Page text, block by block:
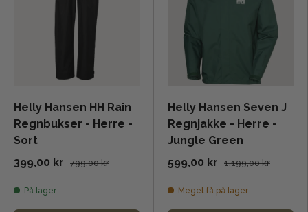
Helly Hansen HH Rain
Regnbukser - Herre -
Sort
399,00 kr
799,00 kr
På lager
Helly Hansen Seven J
Regnjakke - Herre -
Jungle Green
599,00 kr
1.199,00 kr
Meget få på lager